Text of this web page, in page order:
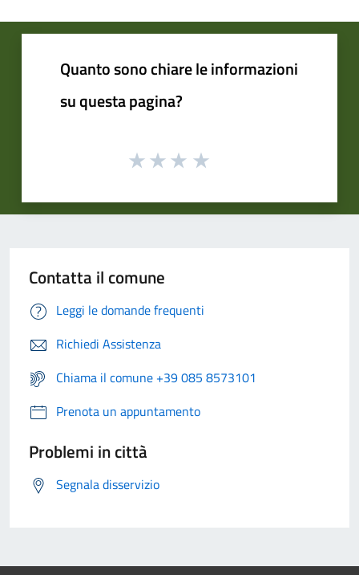
Quanto sono chiare le informazioni
su questa pagina?
Contatta il comune
Leggi le domande frequenti
Richiedi Assistenza
Chiama il comune +39 085 8573101
Prenota un appuntamento
Problemi in città
Segnala disservizio